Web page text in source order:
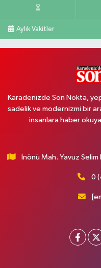
Aylık Vakitler
Karadenizde Son Nokta,
sadelik ve modernizmi bir
insanlara haber
İnönü Mah. Yavuz
0